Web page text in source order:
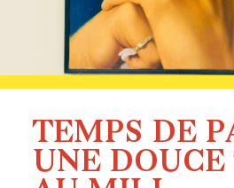
TEMPS DE
UNE